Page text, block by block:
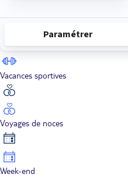
Vacances sportives
Voyages de noces
Week-end